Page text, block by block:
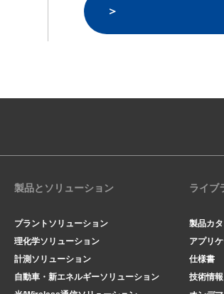
製品とソリューション
プラントソリューション
理化学ソリューション
計測ソリューション
自動車・新エネルギーソリューション
ライブ
製品カ
アプリ
仕様書
技術情報